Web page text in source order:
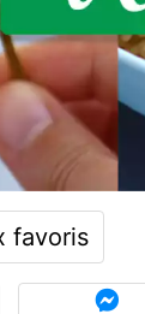
favoris